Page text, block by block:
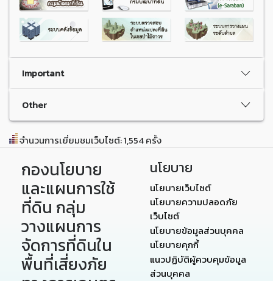
Important
Other
จำนวนการเยี่ยมชมเว็บไซต์: 1,554 ครั้ง
กองนโยบาย
และแผนการใช้
ที่ดิน กลุ่ม
วางแผนการ
จัดการที่ดินใน
พื้นที่เสี่ยงภัย
นโยบาย
นโยบายเว็บไซต์
นโยบายความปลอดภัย
เว็บไซต์
นโยบายข้อมูลส่วนบุคคล
นโยบายคุกกี้
แนวปฏิบัติผู้ควบคุมข้อมูล
ส่วนบุคคล